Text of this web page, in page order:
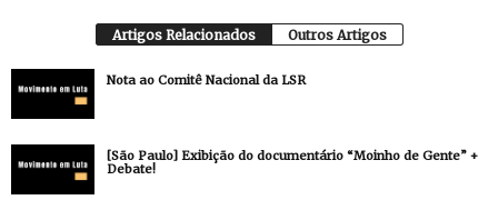
Artigos Relacionados Outros Artigos
Nota ao Comitê Nacional da LSR
[São Paulo] Exibição do documentário “Moinho de Gente” +
Debate!